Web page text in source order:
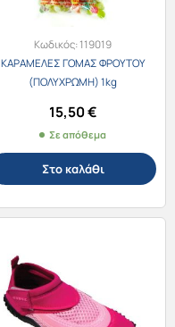
Κωδικός:119019
ΚΑΡΑΜΕΛΕΣ ΓΟΜΑΣ ΦΡΟΥΤΟΥ
(ΠΟΛΥΧΡΩΜΗ) 1kg
15,50€
Σε απόθεμα
Στο καλάθι